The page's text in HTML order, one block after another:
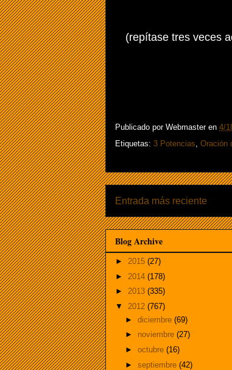
(repítase tres veces
Publicado por Webmaster en 4/
Etiquetas: 3 Potencias, Oración
Entrada más reciente
Blog Archive
► 2015 (27)
► 2014 (178)
► 2013 (335)
▼ 2012 (767)
► diciembre (69)
► noviembre (27)
► octubre (16)
► septiembre (42)